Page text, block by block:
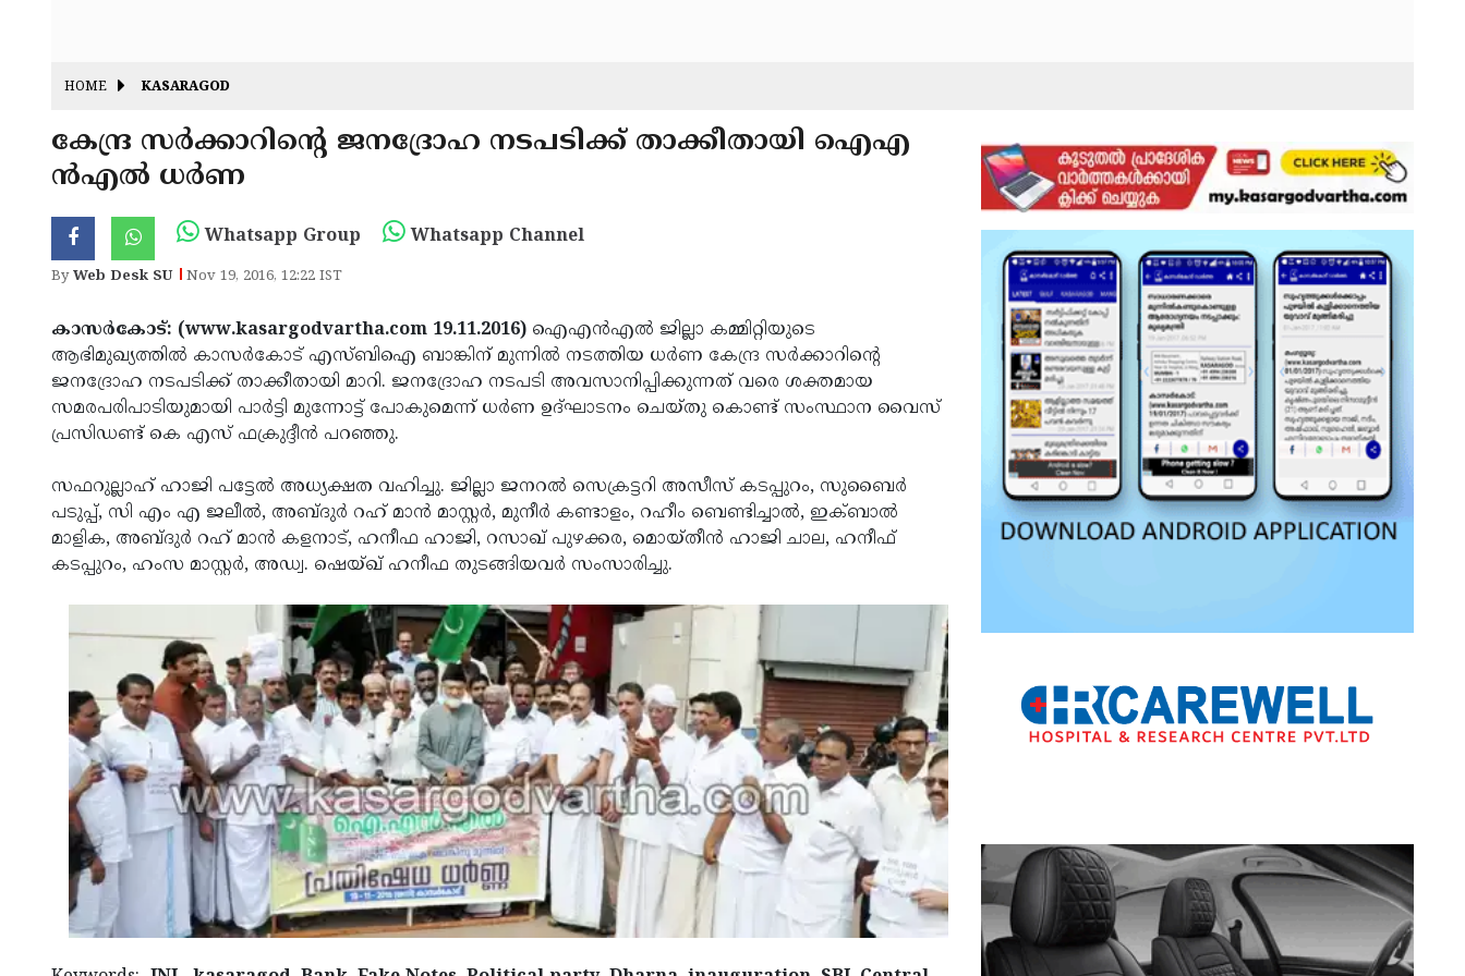
HOME KASARAGOD
കേന്ദ്ര സര്‍ക്കാറിന്റെ ജനദ്രോഹ നടപടിക്ക് താക്കീതായി ഐഎ
ന്‍എല്‍ ധര്‍ണ
Whatsapp Group Whatsapp Channel
ByWeb Desk SU Nov 19, 2016, 12:22 IST
കാസര്‍കോട്: (www.kasargodvartha.com 19.11.2016) ഐഎന്‍എല്‍ ജില്ലാ കമ്മിറ്റിയുടെ
ആഭിമുഖ്യത്തില്‍ കാസര്‍കോട് എസ്ബിഐ ബാങ്കിന് മുന്നില്‍ നടത്തിയ ധര്‍ണ കേന്ദ്ര സര്‍ക്കാറിന്റെ
ജനദ്രോഹ നടപടിക്ക് താക്കീതായി മാറി. ജനദ്രോഹ നടപടി അവസാനിപ്പിക്കുന്നത് വരെ ശക്തമായ
സമരപരിപാടിയുമായി പാര്‍ട്ടി മുന്നോട്ട് പോകുമെന്ന് ധര്‍ണ ഉദ്ഘാടനം ചെയ്തു കൊണ്ട് സംസ്ഥാന വൈസ്
പ്രസിഡണ്ട് കെ എസ് ഫക്രുദ്ദീന്‍ പറഞ്ഞു.
സഫറുല്ലാഹ് ഹാജി പട്ടേല്‍ അധ്യക്ഷത വഹിച്ചു. ജില്ലാ ജനറല്‍ സെക്രട്ടറി അസീസ് കടപ്പുറം, സുബൈര്‍
പടുപ്പ്, സി എം എ ജലീല്‍, അബ്ദുര്‍ റഹ് മാന്‍ മാസ്റ്റര്‍, മുനീര്‍ കണ്ടാളം, റഹീം ബെണ്ടിച്ചാല്‍, ഇക്ബാല്‍
മാളിക, അബ്ദുര്‍ റഹ് മാന്‍ കളനാട്, ഹനീഫ ഹാജി, റസാഖ് പുഴക്കര, മൊയ്തീന്‍ ഹാജി ചാല, ഹനീഫ്
കടപ്പുറം, ഹംസ മാസ്റ്റര്‍, അഡ്വ. ഷെയ്ഖ് ഹനീഫ തുടങ്ങിയവര്‍ സംസാരിച്ചു.